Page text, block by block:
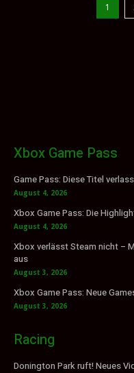
1
Xbox Game Pass
Game Pass: Diese Titel
August 4, 2026
Xbox Game Pass: Die
August 4, 2026
Xbox verlässt Steam nicht –
aus
August 3, 2026
Xbox Game Pass: Neue
August 3, 2026
Racing
Donington Park ruft! Neues